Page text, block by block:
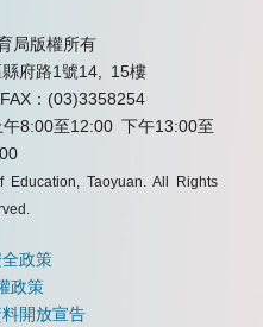
局版權所有
府路1號14, 15樓
FAX：(03)3358254
午8:00至12:00 下午13:00至
Taoyuan. All Rights
政策
政策
開放宣告